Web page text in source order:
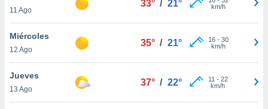
más
nuestra
y
11 Ago
33° / 21°
km/h
Miércoles
12 Ago
35° / 21° 16- 30
km/h
Jueves
13 Ago
37° / 22° 11 - 22
km/h